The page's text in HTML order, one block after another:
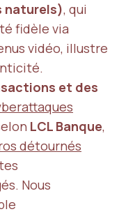
naturels), qui
fidèle via
vidéo, illustre
et des
LCL Banque,
détournés
Nous